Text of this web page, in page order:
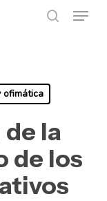
Menu
la
de los